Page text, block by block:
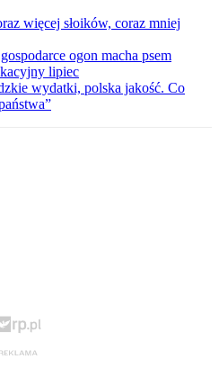
więcej słoików, coraz mniej
ogon macha psem
lipiec
wydatki, polska jakość. Co